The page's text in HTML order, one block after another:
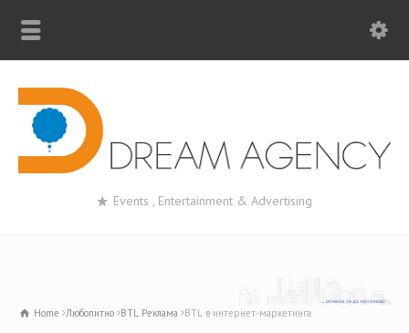
Events , Entertainment & Advertising
Home Любопитно BTL Реклама BTL в интернет-маркетингa